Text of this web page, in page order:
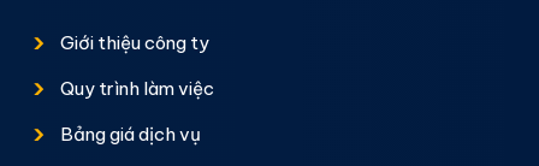
Giới thiệu công ty
Quy trình làm việc
Bảng giá dịch vụ